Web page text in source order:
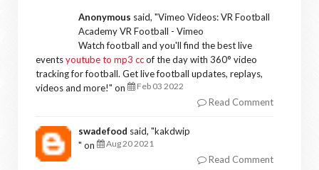
Anonymous said, "Vimeo Videos: VR Football
Academy VR Football - Vimeo
Watch football and you'll find the best live
eventsyoutube to mp3 ccof the day with 360° video
tracking for football. Get live football updates, replays,
videos and more!" on Feb 03 2022
Read Comment
swadefood said, "kakdwip
" on
Aug 20 2021
Read Comment